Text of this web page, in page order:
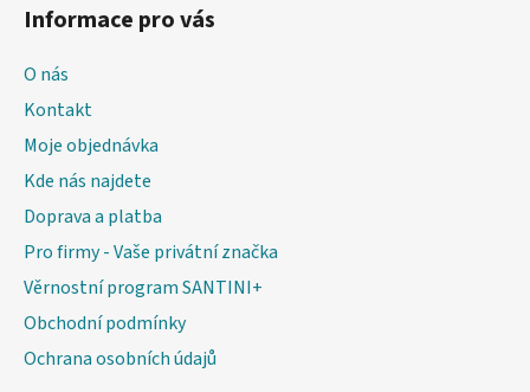
Informace pro vás
O nás
Kontakt
Moje objednávka
Kde nás najdete
Doprava a platba
Pro firmy - Vaše privátní značka
Věrnostní program SANTINI+
Obchodní podmínky
Ochrana osobních údajů